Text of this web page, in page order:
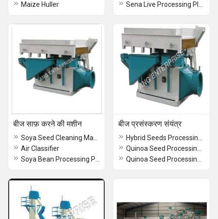
Maize Huller
बीज साफ़ करने की मशीन
Air Classifier
बीज प्रसंस्करण संयंत्र